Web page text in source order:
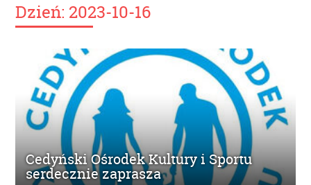
Dzień: 2023-10-16
Cedyński Ośrodek Kultury i Sportu
serdecznie zaprasza